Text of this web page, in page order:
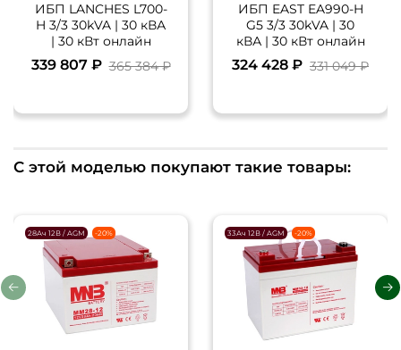
ИБП LANCHES L700-
H 3/3 30kVA | 30 кВА
| 30 кВт онлайн
339 807 ₽ 365 384 ₽
ИБП EAST EA990-H
G5 3/3 30kVA | 30
кВА | 30 кВт онлайн
324 428 ₽ 331 049 ₽
С этой моделью покупают такие товары:
28Ач 12В / AGM -20% 33Ач 12В / AGM -20%